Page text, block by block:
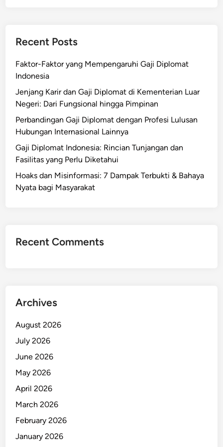
Recent Posts
Faktor-Faktor yang Mempengaruhi Gaji Diplomat
Indonesia
Jenjang Karir dan Gaji Diplomat di Kementerian Luar
Negeri: Dari Fungsional hingga Pimpinan
Perbandingan Gaji Diplomat dengan Profesi Lulusan
Hubungan Internasional Lainnya
Gaji Diplomat Indonesia: Rincian Tunjangan dan
Fasilitas yang Perlu Diketahui
Hoaks dan Misinformasi: 7 Dampak Terbukti & Bahaya
Nyata bagi Masyarakat
Recent Comments
Archives
August 2026
July 2026
June 2026
May 2026
April 2026
March 2026
February 2026
January 2026